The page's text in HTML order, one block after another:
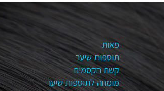
פאות
תוספות שיער
קשת הקסמים
מומחה לתוספות שיער